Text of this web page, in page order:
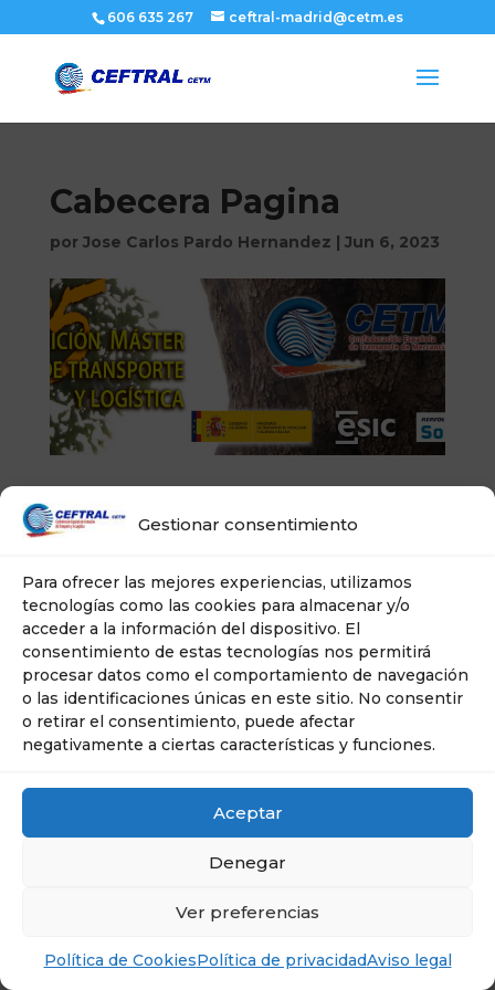
Gestionar consentimiento
Para ofrecer las mejores experiencias, utilizamos
tecnologías como las cookies para almacenar y/o
acceder a la información del dispositivo. El
consentimiento de estas tecnologías nos permitirá
procesar datos como el comportamiento de navegación
o las identificaciones únicas en este sitio. No consentir
o retirar el consentimiento, puede afectar
negativamente a ciertas características y funciones.
Aceptar
Denegar
Ver preferencias
Política de CookiesPolítica de privacidadAviso legal
606 635 267 ceftral-madrid@cetm.es
Cabecera Pagina
por Jose Carlos Pardo Hernandez | Jun 6, 2023
© Ceftral- Cetm | Tel: 606 635 267 | Plaza
Ciudad de Salta, 10 -- 28043 . MADRID